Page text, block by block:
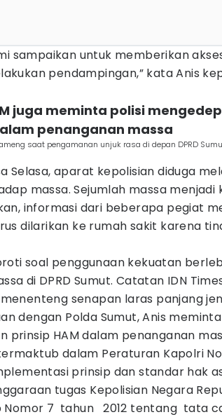
sampaikan untuk memberikan
pendampingan,” kata Anis
juga meminta polisi
penanganan massa
saat pengamanan unjuk rasa di depan DPRD
Selasa, aparat kepolisian diduga
massa. Sejumlah massa menjadi
informasi dari beberapa pegiat
dilarikan ke rumah sakit karena
soal penggunaan kekuatan
di DPRD Sumut. Catatan IDN
senapan laras panjang
dengan Polda Sumut, Anis
prinsip HAM dalam penanganan
dalam Peraturan Kapolri
prinsip dan standar hak
tugas Kepolisian Negara
Nomor 7 tahun 2012 tentang tata